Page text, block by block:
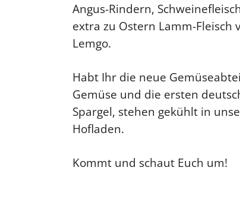
Angus-Rindern,
extra zu Ostern Lamm-Fleisch
Lemgo.
Habt Ihr die neue
Gemüse und die ersten
Spargel, stehen gekühlt in
Hofladen.
Kommt und schaut Euch um!